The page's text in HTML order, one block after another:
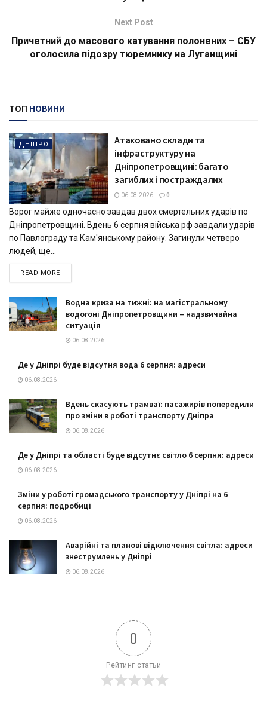
Next Post
Причетний до масового катування полонених – СБУ
оголосила підозру тюремнику на Луганщині
ТОП НОВИНИ
ДНІПРО
Атаковано склади та
інфраструктуру на
Дніпропетровщині: багато
загиблих і постраждалих
06.08.2026 0
Ворог майже одночасно завдав двох смертельних ударів по
Дніпропетровщині. Вдень 6 серпня війська рф завдали ударів
по Павлограду та Кам'янському району. Загинули четверо
людей, ще...
READ MOREDETAILS
Водна криза на тижні: на магістральному
водогоні Дніпропетровщини – надзвичайна
ситуація
06.08.2026
Де у Дніпрі буде відсутня вода 6 серпня: адреси
06.08.2026
Вдень скасують трамваї: пасажирів попередили
про зміни в роботі транспорту Дніпра
06.08.2026
Де у Дніпрі та області буде відсутнє світло 6 серпня: адреси
06.08.2026
Зміни у роботі громадського транспорту у Дніпрі на 6
серпня: подробиці
06.08.2026
Аварійні та планові відключення світла: адреси
знеструмлень у Дніпрі
06.08.2026
0
Рейтинг статьи